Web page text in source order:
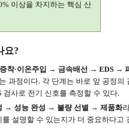
이상을 차지하는 핵심 산
요?
증착·이온주입 → 금속배선 → EDS →
과정이다. 각 단계는 바로 앞 공정의
검사로 전기 신호를 측정할 수 있다.
→ 성능 완성 → 불량 선별 → 제품화
설명할 수 있는지가 더 중요하다고